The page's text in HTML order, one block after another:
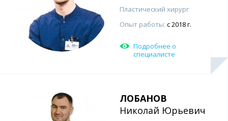
Пластический хирург
Опыт работы: с 2018 г.
Подробнее о
специалисте
ЛОБАНОВ
Николай Юрьевич